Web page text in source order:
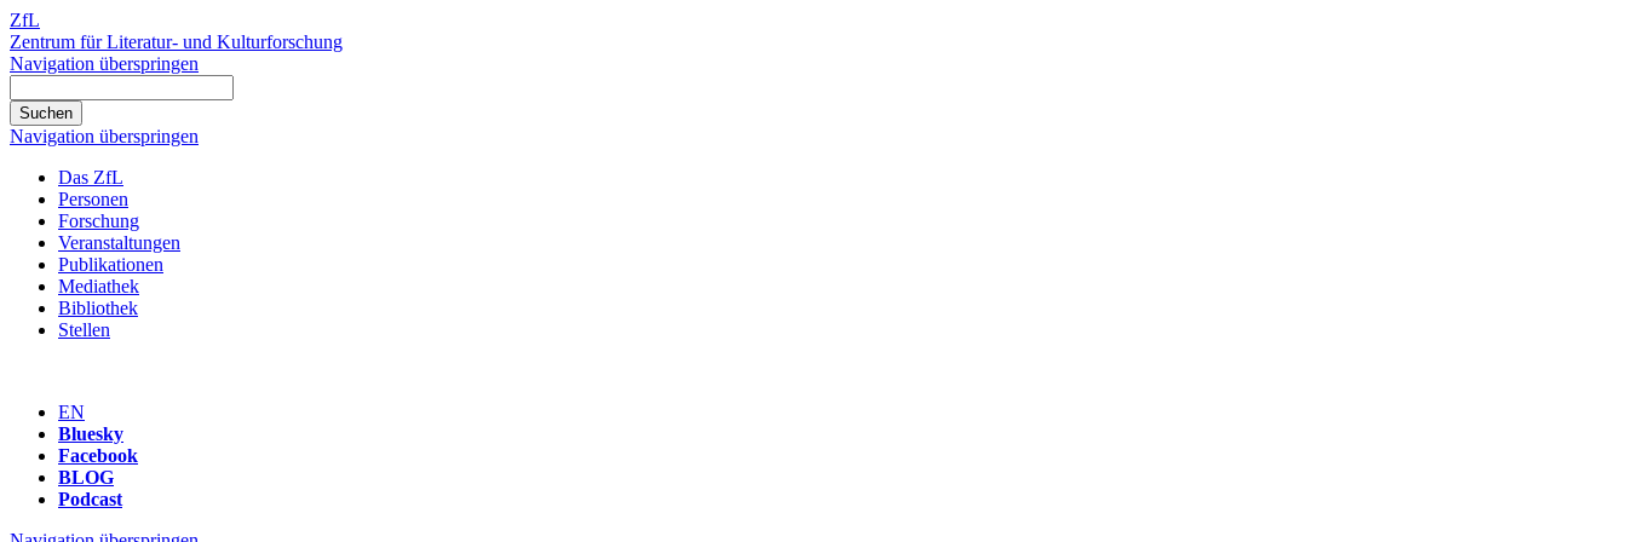
ZfL
Zentrum für Literatur- und Kulturforschung
Navigation überspringen
Navigation überspringen
Das ZfL
Personen
Forschung
Veranstaltungen
Publikationen
Mediathek
Bibliothek
Stellen
EN
Bluesky
Facebook
BLOG
Podcast